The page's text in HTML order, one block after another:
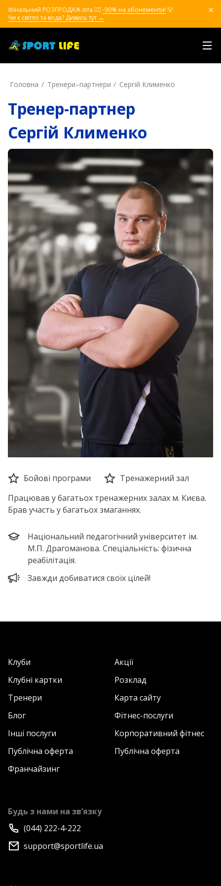
Фінальний РОЗПРОДАЖ літа ❤️‍🔥 -90% на абонементи! 💡
Чи є світло та вода? Дивись тут →
Головна Тренери–партнери Сергій Клименко
Тренер-партнер
Сергій Клименко
Бойові програми
Тренажерний зал
Працював у багатьох тренажерних залах м. Києва.
Брав участь у багатьох змаганнях.
Національний педагогічний університет ім.
М.П. Драгоманова. Спеціальність: фізична
реабілітація.
Завжди добиватися своїх цілей!
Клуби
Акції
Клубні картки
Розклад
Тренери
Карта сайту
Блог
Фітнес-послуги
Інші послуги
Корпоративний фітнес
Публічна оферта
Публічна оферта
Франчайзинг
Будь з нами на зв’язку
(044) 222-4-222
support@sportlife.ua